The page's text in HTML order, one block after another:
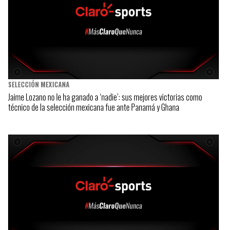
SELECCIÓN MEXICANA
Jaime Lozano no le ha ganado a ‘nadie’: sus mejores victorias como
técnico de la selección mexicana fue ante Panamá y Ghana